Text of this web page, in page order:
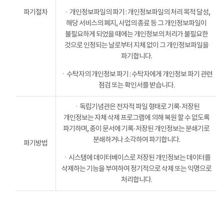
파기절차
ㆍ개인정보파일의 파기 : 개인정보파일의 처리 목적 달성,
해당 서비스의 폐지, 사업의 종료 등 그 개인정보파일이
불필요하게 되었을 때에는 개인정보의 처리가 불필요한
것으로 인정되는 날로부터 지체 없이 그 개인정보파일을
파기합니다.
ㆍ수탁자의 개인정보 파기 : 수탁자에게 개인정보 파기 관련
점검 또는 확인서를 받습니다.
파기방법
ㆍ독립기념관은 전자적 파일 형태로 기록·저장된
개인정보는 자체 삭제 프로그램에 의해 복원 할 수 없도록
파기하며, 종이 문서에 기록·저장된 개인정보는 분쇄기로
분쇄하거나 소각하여 파기합니다.
ㆍ시스템에 데이터베이스로 저장된 개인정보는 데이터를
삭제하는 기능을 부여하여 정기적으로 삭제 또는 익명으로
처리합니다.